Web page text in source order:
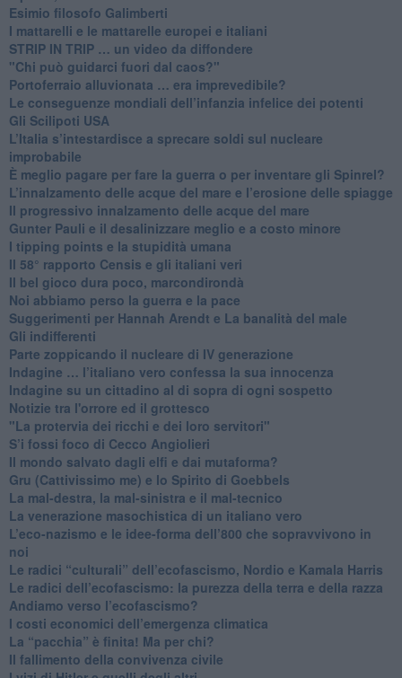
Esimio filosofo Galimberti
​I mattarelli e le mattarelle europei e italiani
​STRIP IN TRIP … un video da diffondere
"Chi può guidarci fuori dal caos?"
​Portoferraio alluvionata … era imprevedibile?
Le conseguenze mondiali dell’infanzia infelice dei potenti
​Gli Scilipoti USA
L’Italia s’intestardisce a sprecare soldi sul nucleare
improbabile
È meglio pagare per fare la guerra o per inventare gli Spinrel?
​L’innalzamento delle acque del mare e l’erosione delle spiagge
​Il progressivo innalzamento delle acque del mare
​Gunter Pauli e il desalinizzare meglio e a costo minore
I tipping points e la stupidità umana
​Il 58° rapporto Censis e gli italiani veri
​Il bel gioco dura poco, marcondirondà
Noi abbiamo perso la guerra e la pace
Suggerimenti per Hannah Arendt e La banalità del male
​Gli indifferenti
Parte zoppicando il nucleare di IV generazione
​Indagine … l’italiano vero confessa la sua innocenza
Indagine su un cittadino al di sopra di ogni sospetto
Notizie tra l'orrore ed il grottesco
"La protervia dei ricchi e dei loro servitori"
S’i fossi foco di Cecco Angiolieri
​Il mondo salvato dagli elfi e dai mutaforma?
Gru (Cattivissimo me) e lo Spirito di Goebbels
​La mal-destra, la mal-sinistra e il mal-tecnico
​La venerazione masochistica di un italiano vero
​L’eco-nazismo e le idee-forma dell’800 che sopravvivono in
noi
​Le radici “culturali” dell’ecofascismo, Nordio e Kamala Harris
Le radici dell’ecofascismo: la purezza della terra e della razza
Andiamo verso l’ecofascismo?
I costi economici dell’emergenza climatica
​La “pacchia” è finita! Ma per chi?
​Il fallimento della convivenza civile